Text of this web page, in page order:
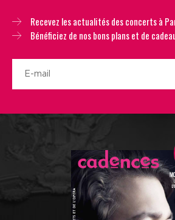
Recevez les actualités des concerts à
Bénéficiez de nos bons plans et de